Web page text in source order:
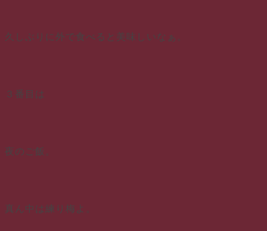
久しぶりに外で食べると美味しいなぁ。
３番目は
夜のご飯。
真ん中は練り梅よ。